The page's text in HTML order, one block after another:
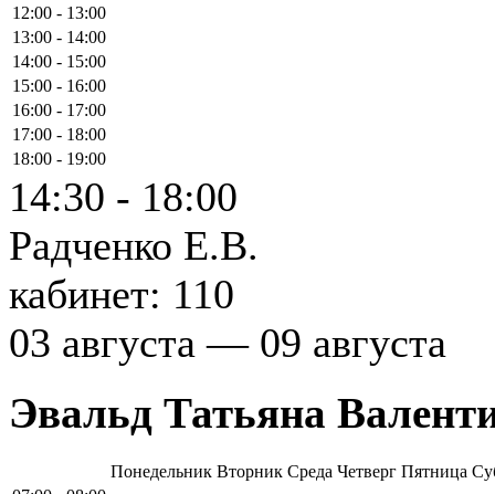
12:00 - 13:00
13:00 - 14:00
14:00 - 15:00
15:00 - 16:00
16:00 - 17:00
17:00 - 18:00
18:00 - 19:00
14:30 - 18:00
Радченко Е.В.
кабинет: 110
03 августа — 09 августа
Эвальд Татьяна
Понедельник Вторник Среда Четверг Пятница